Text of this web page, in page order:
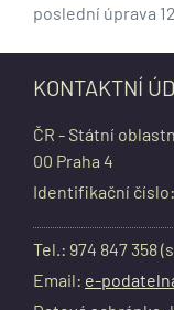
poslední úprava
KONTAKTNÍ
ČR - Státní
00 Praha 4
Identifikační číslo:
Tel.: 974 847 358
Email: e-